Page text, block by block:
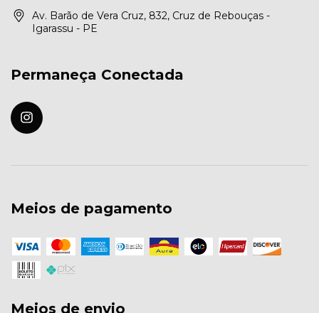
Av. Barão de Vera Cruz, 832, Cruz de Rebouças -
Igarassu - PE
Permaneça Conectada
Meios de pagamento
Meios de envio